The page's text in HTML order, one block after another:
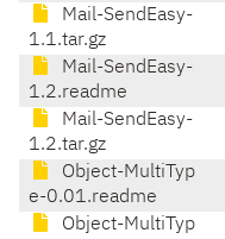
Mail-SendEasy-
1.1.tar.gz
Mail-SendEasy-
1.2.readme
Mail-SendEasy-
1.2.tar.gz
Object-MultiTyp
e-0.01.readme
Object-MultiTyp